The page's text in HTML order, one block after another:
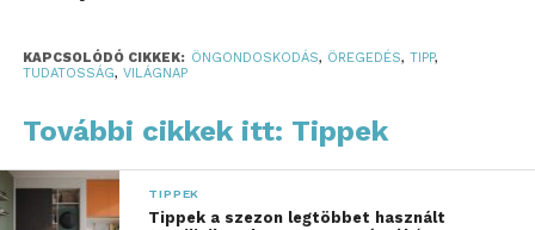
önmagunkról való tudatos gondoskodás a jóllét
alapja, nemcsak anyagi, hanem testi, lelki és társas
szinten is. Az egészség terén ez a megelőzésre, a
kisebb egészségügyi problémák kezelésére és a jó
közérzet fenntartására tett aktív lépéseket jelenti.
Mindez az
X generáció
KAPCSOLÓDÓ CIKKEK: ÖNGONDOSKODÁS, ÖREGEDÉS, TIPP,
TUDATOSSÁG, VILÁGNAP
További cikkek itt: Tippek
TIPPEK
Tippek a szezon legtöbbet használt